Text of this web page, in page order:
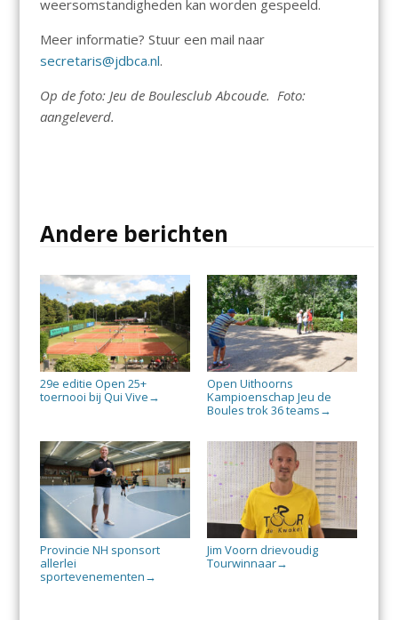
weersomstandigheden kan worden gespeeld.
Meer informatie? Stuur een mail naar
secretaris@jdbca.nl.
Op de foto: Jeu de Boulesclub Abcoude. Foto:
aangeleverd.
Andere berichten
29e editie Open 25+
toernooi bij Qui Vive →
Open Uithoorns
Kampioenschap Jeu de
Boules trok 36 teams →
Provincie NH sponsort
allerlei
sportevenementen →
Jim Voorn drievoudig
Tourwinnaar→